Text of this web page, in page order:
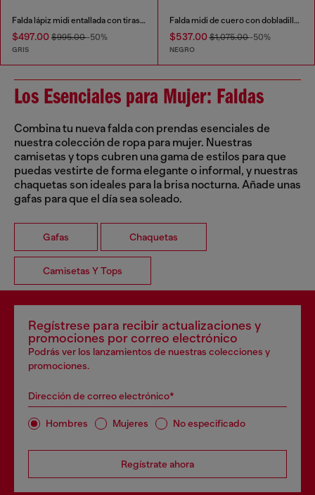
Falda lápiz midi entallada con tiras estilo biker
$497.00 $995.00-50%
GRIS
Falda midi de cuero con dobladillo irregular
$537.00$1,075.00-50%
NEGRO
Los Esenciales para Mujer: Faldas
Combina tu nueva falda con prendas esenciales de
nuestra colección de ropa para mujer. Nuestras
camisetas y tops cubren una gama de estilos para que
puedas vestirte de forma elegante o informal, y nuestras
chaquetas son ideales para la brisa nocturna. Añade unas
gafas para que el día sea soleado.
Gafas Chaquetas
Camisetas Y Tops
Regístrese para recibir actualizaciones y
promociones por correo electrónico
Podrás ver los lanzamientos de nuestras colecciones y
promociones.
Dirección de correo electrónico*
Hombres Mujeres No especificado
Regístrate ahora